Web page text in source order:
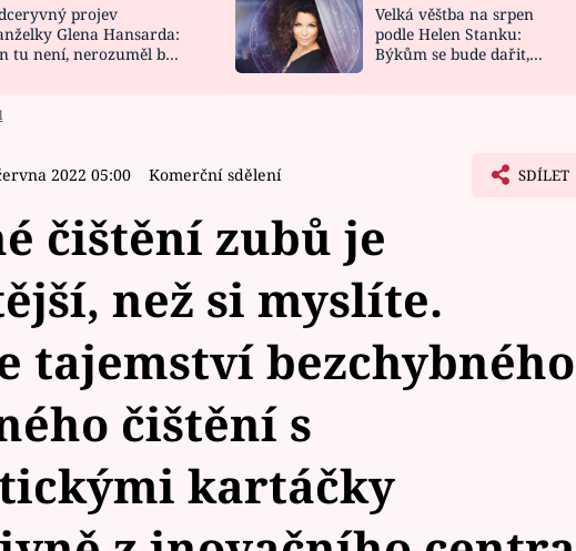
CELEBRITY
VAŘENÍ
NOVINKY
VIDEORECEPTY
projev
Glena Hansarda:
tu není, nerozuměl by
Velká věštba na srpen
podle Helen Stanku:
Býkům se bude dařit,
2022 05:00 Komerční sdělení SDÍLET
čištění zubů je
než si myslíte.
tajemství bezchybného
čištění s
kartáčky